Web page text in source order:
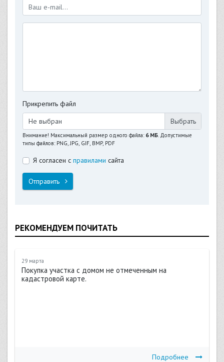
Прикрепить файл
Не выбран
Внимание! Максимальный размер одного файла: 6 МБ. Допустимые
типы файлов: PNG, JPG, GIF, BMP, PDF
Я согласен с правилами сайта
Отправить
РЕКОМЕНДУЕМ ПОЧИТАТЬ
29 марта
Покупка участка с домом не отмеченным на
кадастровой карте.
Подробнее